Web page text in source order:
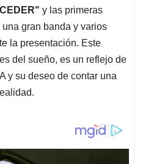
y las primeras
gran banda y varios
la presentación. Este
del sueño, es un reflejo de
y su deseo de contar una